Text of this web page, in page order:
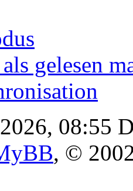
gelesen
08:55
, ©